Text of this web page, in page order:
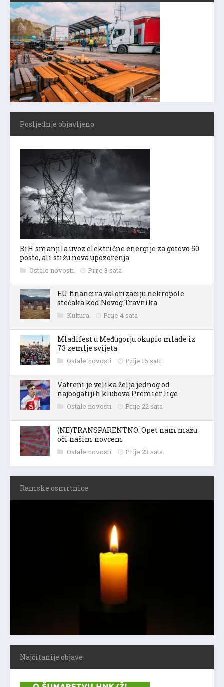
Posljednje objavljeno
BiH smanjila uvoz električne energije za gotovo 50
posto, ali stižu nova upozorenja
Ostale novosti Prije 3 sata
EU financira valorizaciju nekropole
stećaka kod Novog Travnika
Kultura Prije 4 sata
Mladifest u Međugorju okupio mlade iz
73 zemlje svijeta
Ostale novosti Prije 16 sati
Vatreni je velika želja jednog od
najbogatijih klubova Premier lige
Ostale novosti Prije 22 sata
(NE)TRANSPARENTNO: Opet nam mažu
oči našim novcem
Ostale novosti Prije 23 sata
Ramske osmrtnice
Najčitanije objave